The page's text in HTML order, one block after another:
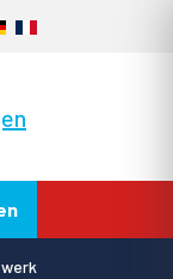
DeutschFrançais